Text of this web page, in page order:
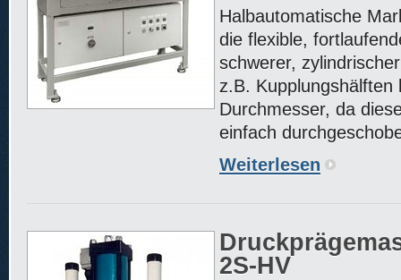
Halbautomatische
die flexible,
schwerer,
z.B. Kupplungshälften
Durchmesser, da
einfach
Weiterlesen
2S-HV